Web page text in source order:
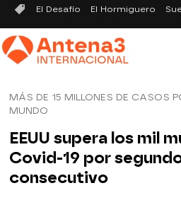
El Desafío El Hormiguero
MÁS DE 15 MILLONES DE CASOS
MUNDO
EEUU supera los mil
Covid-19 por
consecutivo